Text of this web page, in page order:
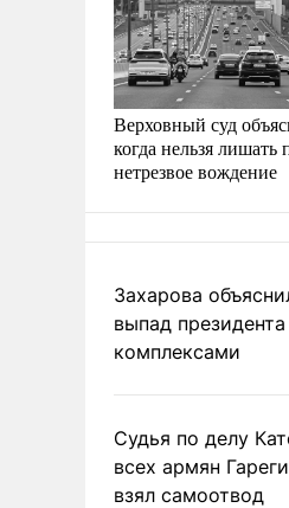
Верховный суд
когда нельзя лишать
нетрезвое вождение
Захарова
выпад
комплексами
Судья по делу
всех армян
взял самоотвод